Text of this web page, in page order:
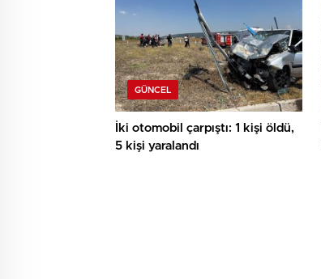
GÜNCEL
İki otomobil çarpıştı: 1 kişi öldü,
5 kişi yaralandı